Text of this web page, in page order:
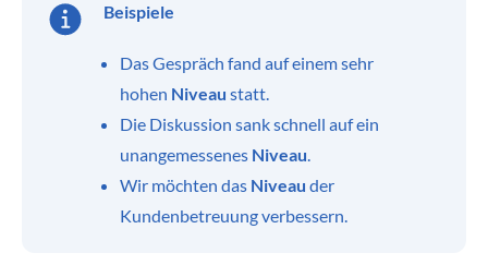
Beispiele
Das Gespräch fand auf einem sehr
hohen Niveau statt.
Die Diskussion sank schnell auf ein
unangemessenes Niveau.
Wir möchten das Niveau der
Kundenbetreuung verbessern.